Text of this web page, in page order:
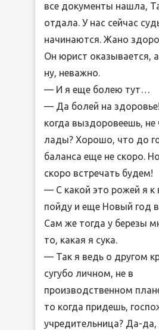
все документы нашла,
отдала. У нас сейчас
начинаются. Жано
Он юрист оказывается,
ну, неважно.
— И я еще болею тут…
— Да болей на
когда выздоровеешь,
лады? Хорошо, что до
баланса еще не скоро.
скоро встречать будем!
— С какой это рожей я к
пойду и еще Новый год
Сам же тогда у березы
то, какая я сука.
— Так я ведь о другом
сугубо личном, не в
производственном
то когда придешь,
учредительница? Да-да,